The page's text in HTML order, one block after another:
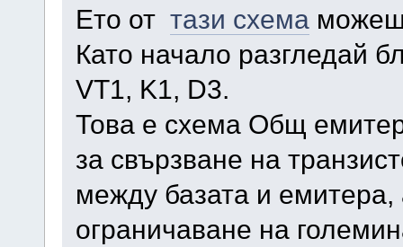
Ето от тази схема
Като начало разгледай
VT1, K1, D3.
Това е схема Общ
за свързване на
между базата и емитера,
ограничаване на